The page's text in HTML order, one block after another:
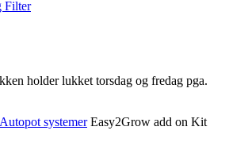
Filter
holder lukket torsdag og fredag pga.
Autopot systemer Easy2Grow add on Kit